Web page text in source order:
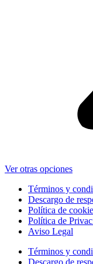
Ver otras opciones
Términos y
Descargo de
Política de
Política de
Aviso Legal
Términos y
Descargo de